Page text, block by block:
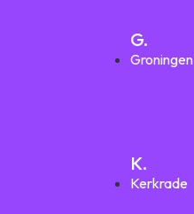
G.
Groningen
K.
Kerkrade